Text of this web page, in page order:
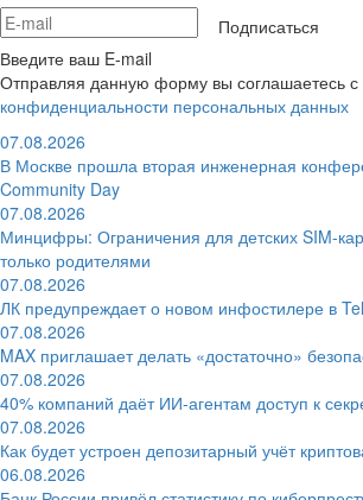
Подписаться
Введите ваш E-mail
Отправляя данную форму вы соглашаетесь с
конфиденциальности персональных данных
07.08.2026
В Москве прошла вторая инженерная
Community Day
07.08.2026
Минцифры: Ограничения для детских SIM-
только родителями
07.08.2026
ЛК предупреждает о новом инфостилере в
07.08.2026
MAX приглашает делать «достаточно»
07.08.2026
40% компаний даёт ИИ‑агентам доступ к
07.08.2026
Как будет устроен депозитарный учёт
06.08.2026